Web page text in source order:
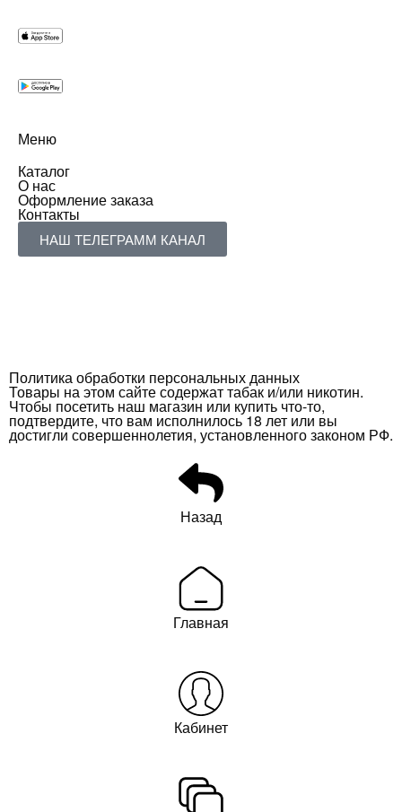
Меню
Каталог
О нас
Оформление заказа
Контакты
НАШ ТЕЛЕГРАММ КАНАЛ
Политика обработки персональных данных
Товары на этом сайте содержат табак и/или никотин.
Чтобы посетить наш магазин или купить что-то,
подтвердите, что вам исполнилось 18 лет или вы
достигли совершеннолетия, установленного законом РФ.
Назад
Главная
Кабинет